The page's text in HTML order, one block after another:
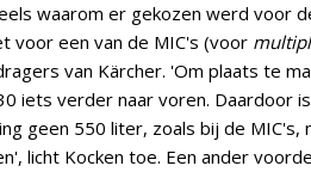
waarom er gekozen werd voor
voor een van de MIC's (voor
van Kärcher. 'Om plaats te
iets verder naar voren. Daardoor
geen 550 liter, zoals bij de MIC's,
licht Kocken toe. Een ander